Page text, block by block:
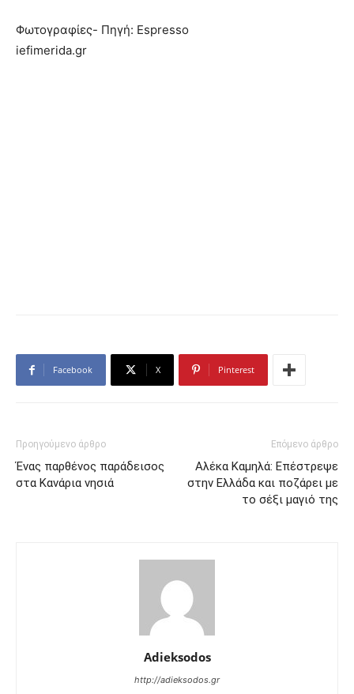
Φωτογραφίες- Πηγή: Espresso
iefimerida.gr
Facebook X Pinterest
Προηγούμενο άρθρο
Ένας παρθένος παράδεισος
στα Κανάρια νησιά
Επόμενο άρθρο
Αλέκα Καμηλά: Επέστρεψε
στην Ελλάδα και ποζάρει με
το σέξι μαγιό της
Adieksodos
http://adieksodos.gr